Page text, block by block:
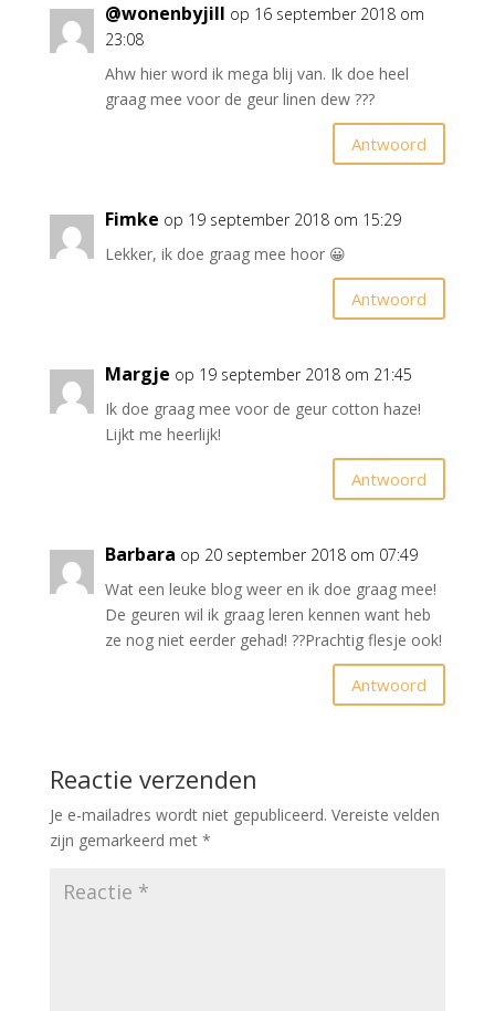
@wonenbyjill op 16 september 2018 om
23:08
Ahw hier word ik mega blij van. Ik doe heel
graag mee voor de geur linen dew ???
Antwoord
Fimke op 19 september 2018 om 15:29
Lekker, ik doe graag mee hoor 😀
Antwoord
Margje op 19 september 2018 om 21:45
Ik doe graag mee voor de geur cotton haze!
Lijkt me heerlijk!
Antwoord
Barbara op 20 september 2018 om 07:49
Wat een leuke blog weer en ik doe graag mee!
De geuren wil ik graag leren kennen want heb
ze nog niet eerder gehad! ??Prachtig flesje ook!
Antwoord
Reactie verzenden
Je e-mailadres wordt niet gepubliceerd. Vereiste velden
zijn gemarkeerd met *